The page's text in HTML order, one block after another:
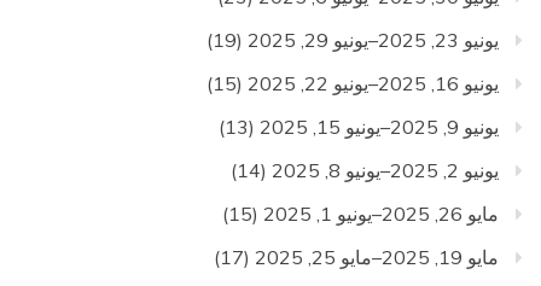
يونيو 23, 2025–يونيو 29, 2025
(19)
يونيو 16, 2025–يونيو 22, 2025
(15)
يونيو 9, 2025–يونيو 15, 2025
(13)
يونيو 2, 2025–يونيو 8, 2025
(14)
مايو 26, 2025–يونيو 1, 2025
(15)
مايو 19, 2025–مايو 25, 2025
(17)